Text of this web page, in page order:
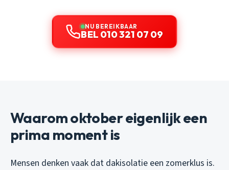
NU BEREIKBAAR
BEL 010 321 07 09
Waarom oktober eigenlijk een
prima moment is
Mensen denken vaak dat dakisolatie een zomerklus is.